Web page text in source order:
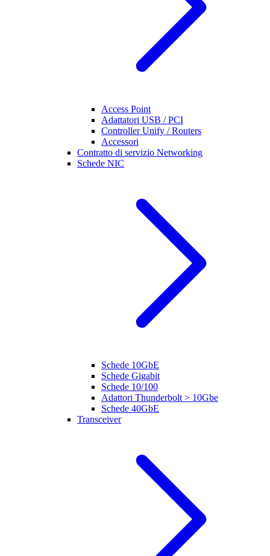
Access Point
Adattatori USB / PCI
Controller Unify / Routers
Accessori
Contratto di servizio Networking
Schede NIC
Schede 10GbE
Schede Gigabit
Schede 10/100
Adattori Thunderbolt > 10Gbe
Schede 40GbE
Transceiver